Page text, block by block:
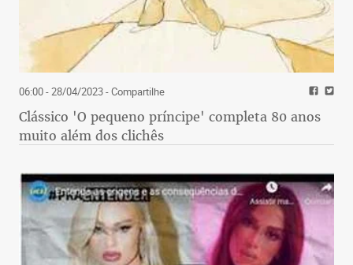
06:00 - 28/04/2023- Compartilhe
Clássico 'O pequeno príncipe' completa 80 anos
muito além dos clichês